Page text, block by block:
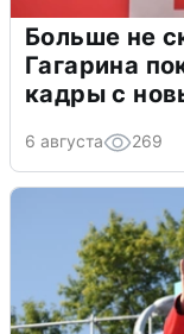
Больше не
Гагарина
кадры с
6 августа 269